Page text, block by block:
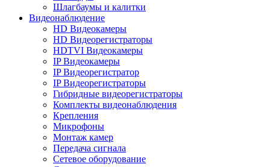
Шлагбаумы и калитки
Видеонаблюдение
HD Видеокамеры
HD Видеорегистраторы
HDTVI Видеокамеры
IP Видеокамеры
IP Видеорегистратор
IP Видеорегистраторы
Гибридные видеорегистраторы
Комплекты видеонаблюдения
Крепления
Микрофоны
Монтаж камер
Передача сигнала
Сетевое оборудование